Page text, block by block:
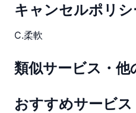
キャンセルポリシ
C.柔軟
類似サービス・他
おすすめサービス